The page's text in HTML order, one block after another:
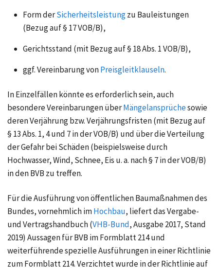
Form derSicherheitsleistungzu Bauleistungen
(Bezug auf§ 17VOB/B),
Gerichtsstand (mit Bezug auf§ 18Abs. 1 VOB/B),
ggf. Vereinbarung vonPreisgleitklauseln.
In Einzelfällen könnte es erforderlich sein, auch
besondere Vereinbarungen überMängelansprüchesowie
deren Verjährung bzw. Verjährungsfristen (mit Bezug auf
§ 13 Abs. 1, 4und 7 in der VOB/B) und über die Verteilung
der Gefahr bei Schäden (beispielsweise durch
Hochwasser, Wind, Schnee, Eis u. a. nach§ 7in der VOB/B)
in den BVB zu treffen.
Für die Ausführung von öffentlichen Baumaßnahmen des
Bundes, vornehmlich imHochbau, liefert das Vergabe-
und Vertragshandbuch (VHB-Bund, Ausgabe 2017, Stand
2019) Aussagen für BVB im Formblatt 214 und
weiterführende spezielle Ausführungen in einer Richtlinie
zum Formblatt 214. Verzichtet wurde in der Richtlinie auf